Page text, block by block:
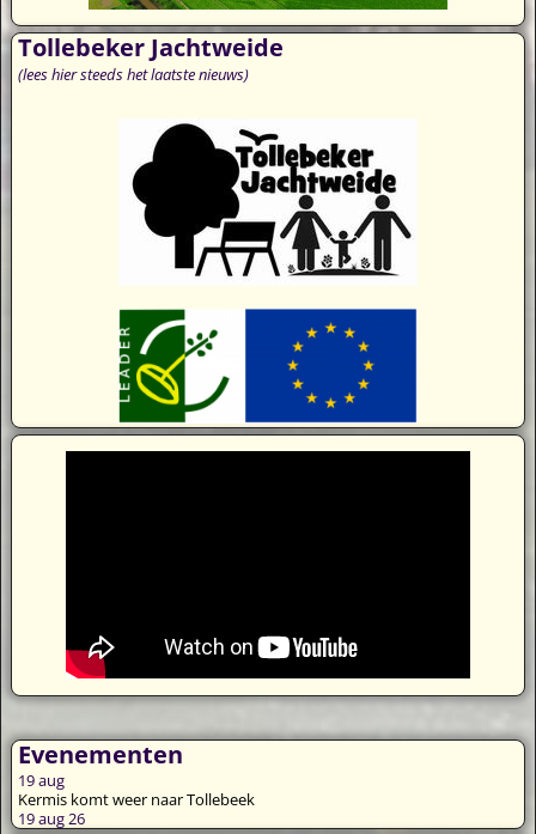
Tollebeker Jachtweide
(lees hier steeds het laatste nieuws)
Evenementen
19aug
Kermis komt weer naar Tollebeek
19 aug 26